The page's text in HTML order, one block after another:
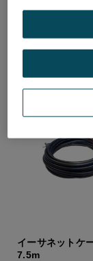
イーサネットケ
7.5m